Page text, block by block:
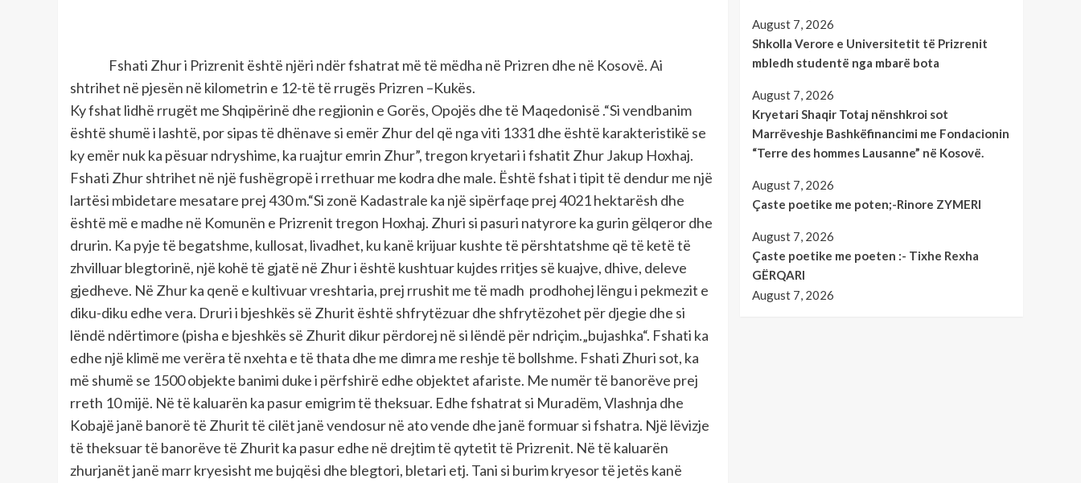
Fshati Zhur i Prizrenit është njëri ndër fshatrat më të mëdha në Prizren dhe në Kosovë. Ai
shtrihet në pjesën në kilometrin e 12-të të rrugës Prizren –Kukës.
Ky fshat lidhë rrugët me Shqipërinë dhe regjionin e Gorës, Opojës dhe të Maqedonisë .“Si vendbanim
është shumë i lashtë, por sipas të dhënave si emër Zhur del që nga viti 1331 dhe është karakteristikë se
ky emër nuk ka pësuar ndryshime, ka ruajtur emrin Zhur”, tregon kryetari i fshatit Zhur Jakup Hoxhaj.
Fshati Zhur shtrihet në një fushëgropë i rrethuar me kodra dhe male. Është fshat i tipit të dendur me një
lartësi mbidetare mesatare prej 430 m.“Si zonë Kadastrale ka një sipërfaqe prej 4021 hektarësh dhe
është më e madhe në Komunën e Prizrenit tregon Hoxhaj. Zhuri si pasuri natyrore ka gurin gëlqeror dhe
drurin. Ka pyje të begatshme, kullosat, livadhet, ku kanë krijuar kushte të përshtatshme që të ketë të
zhvilluar blegtorinë, një kohë të gjatë në Zhur i është kushtuar kujdes rritjes së kuajve, dhive, deleve
gjedheve. Në Zhur ka qenë e kultivuar vreshtaria, prej rrushit me të madh prodhohej lëngu i pekmezit e
diku-diku edhe vera. Druri i bjeshkës së Zhurit është shfrytëzuar dhe shfrytëzohet për djegie dhe si
lëndë ndërtimore (pisha e bjeshkës së Zhurit dikur përdorej në si lëndë për ndriçim.„bujashka“. Fshati ka
edhe një klimë me verëra të nxehta e të thata dhe me dimra me reshje të bollshme. Fshati Zhuri sot, ka
më shumë se 1500 objekte banimi duke i përfshirë edhe objektet afariste. Me numër të banorëve prej
rreth 10 mijë. Në të kaluarën ka pasur emigrim të theksuar. Edhe fshatrat si Muradëm, Vlashnja dhe
Kobajë janë banorë të Zhurit të cilët janë vendosur në ato vende dhe janë formuar si fshatra. Një lëvizje
të theksuar të banorëve të Zhurit ka pasur edhe në drejtim të qytetit të Prizrenit. Në të kaluarën
zhurjanët janë marr kryesisht me bujqësi dhe blegtori, bletari etj. Tani si burim kryesor të jetës kanë
August 7, 2026
Shkolla Verore e Universitetit të Prizrenit
mbledh studentë nga mbarë bota
August 7, 2026
Kryetari Shaqir Totaj nënshkroi sot
Marrëveshje Bashkëfinancimi me Fondacionin
“Terre des hommes Lausanne” në Kosovë.
August 7, 2026
Çaste poetike me poten;-Rinore ZYMERI
August 7, 2026
Çaste poetike me poeten :- Tixhe Rexha
GËRQARI
August 7, 2026